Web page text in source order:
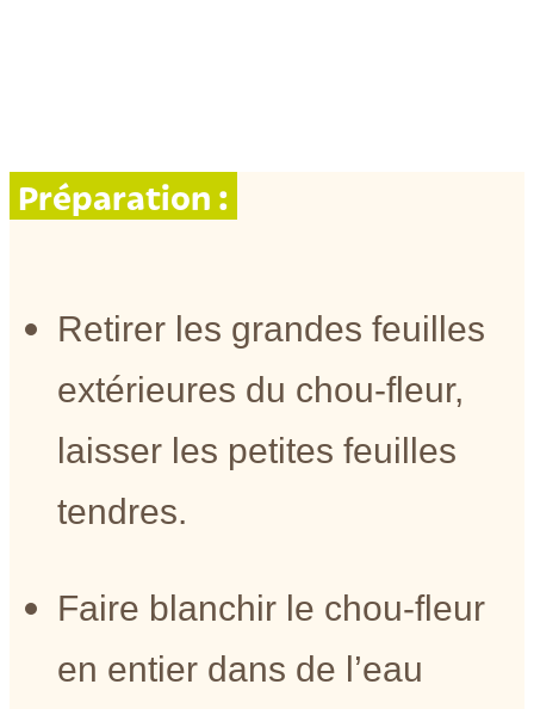
Préparation :
Retirer les grandes feuilles
extérieures du chou-fleur,
laisser les petites feuilles
tendres.
Faire blanchir le chou-fleur
en entier dans de l’eau